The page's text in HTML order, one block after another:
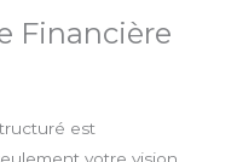
Financière
est